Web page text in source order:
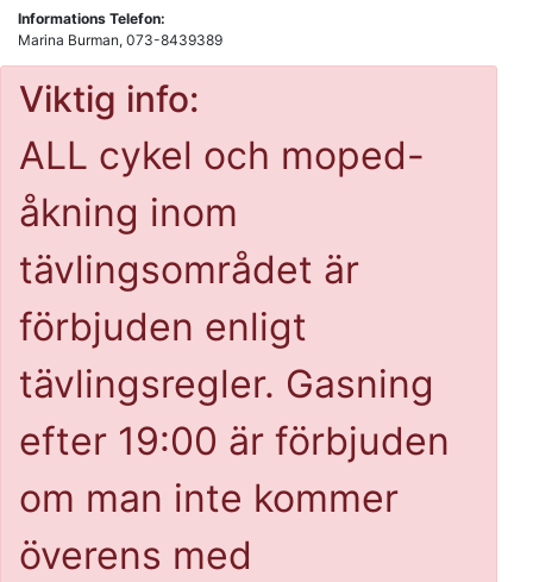
Informations Telefon:
Marina Burman, 073-8439389
Viktig info:
ALL cykel och moped-
åkning inom
tävlingsområdet är
förbjuden enligt
tävlingsregler. Gasning
efter 19:00 är förbjuden
om man inte kommer
överens med